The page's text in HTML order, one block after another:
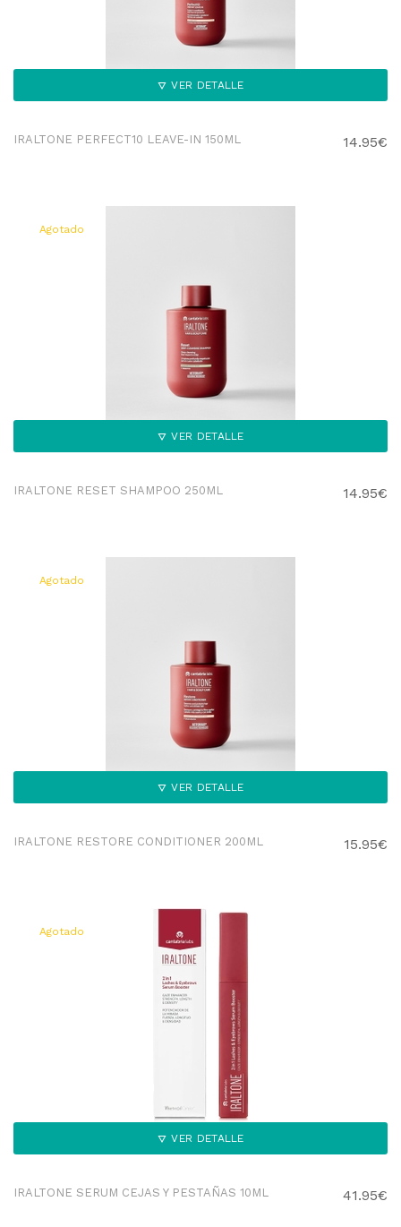
VER DETALLE
IRALTONE PERFECT10 LEAVE-IN 150ML 14.95€
Agotado
VER DETALLE
IRALTONE RESET SHAMPOO 250ML 14.95€
Agotado
VER DETALLE
IRALTONE RESTORE CONDITIONER 200ML 15.95€
Agotado
VER DETALLE
IRALTONE SERUM CEJAS Y PESTAÑAS 10ML 41.95€